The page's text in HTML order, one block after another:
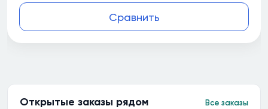
Сравнить
Открытые заказы рядом Все заказы